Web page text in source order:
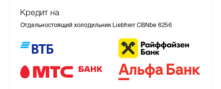
Кредит на
Отдельностоящий холодильник Liebherr CBNbe 6256